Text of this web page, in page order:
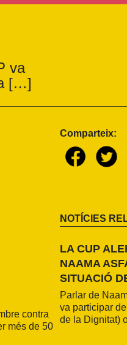
va
[…]
contra
més de 50
Comparteix:
NOTÍCIES
LA CUP
NAAMA
SITUACIÓ
Parlar de
va participar
de la Dignitat)